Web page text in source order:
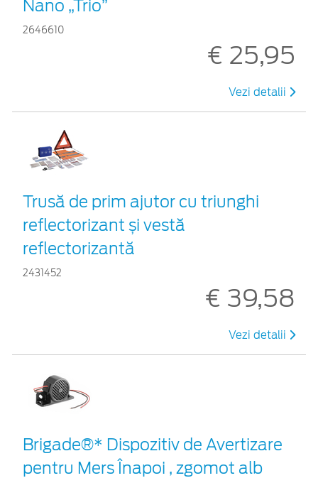
Nano „Trio”
2646610
€ 25,95
Vezi detalii
Trusă de prim ajutor cu triunghi
reflectorizant și vestă
reflectorizantă
2431452
€ 39,58
Vezi detalii
Brigade®* Dispozitiv de Avertizare
pentru Mers Înapoi , zgomot alb